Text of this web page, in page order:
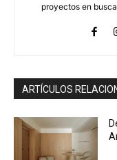
proyectos en
ARTÍCULOS